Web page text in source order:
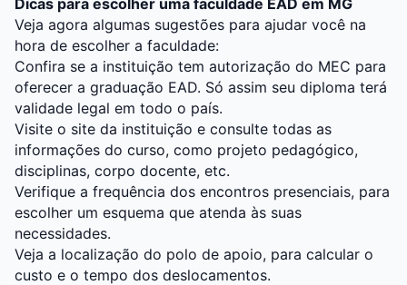
Dicas para escolher uma faculdade EAD em MG
Veja agora algumas sugestões para ajudar você na
hora de escolher a faculdade:
Confira se a instituição tem autorização do MEC para
oferecer a graduação EAD. Só assim seu diploma terá
validade legal em todo o país.
Visite o site da instituição e consulte todas as
informações do curso, como projeto pedagógico,
disciplinas, corpo docente, etc.
Verifique a frequência dos encontros presenciais, para
escolher um esquema que atenda às suas
necessidades.
Veja a localização do polo de apoio, para calcular o
custo e o tempo dos deslocamentos.